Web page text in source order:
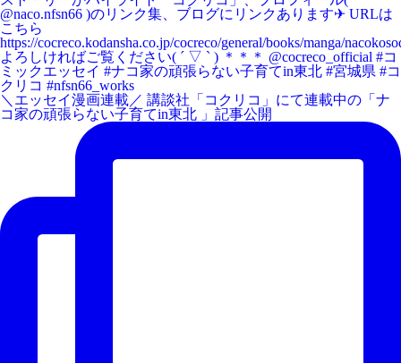
＼エッセイ漫画連載／ 講談社「コクリコ」にて連載中の「ナ
コ家の頑張らない子育てin東北 」記事公開